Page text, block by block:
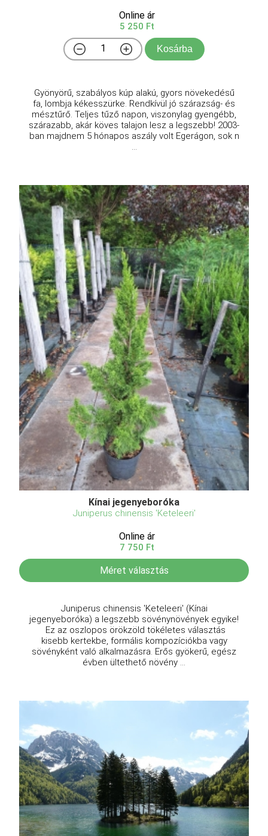
Online ár
5 250 Ft
Kosárba
Gyönyörű, szabályos kúp alakú, gyors növekedésű
fa, lombja kékesszürke. Rendkívül jó szárazság- és
mésztűrő. Teljes tűző napon, viszonylag gyengébb,
szárazabb, akár köves talajon lesz a legszebb! 2003-
ban majdnem 5 hónapos aszály volt Egerágon, sok n
...
Kínai jegenyeboróka
Juniperus chinensis 'Keteleeri'
Online ár
7 750 Ft
Méret választás
Juniperus chinensis 'Keteleeri' (Kínai
jegenyeboróka) a legszebb sövénynövények egyike!
Ez az oszlopos örökzöld tökéletes választás
kisebb kertekbe, formális kompozíciókba vagy
sövényként való alkalmazásra. Erős gyökerű, egész
évben ültethető növény ...